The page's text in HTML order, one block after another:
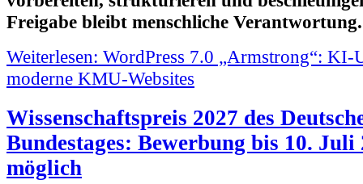
Freigabe bleibt menschliche Verantwortung.
moderne KMU-Websites
Wissenschaftspreis 2027 des
Bundestages: Bewerbung bis 10. Juli
möglich